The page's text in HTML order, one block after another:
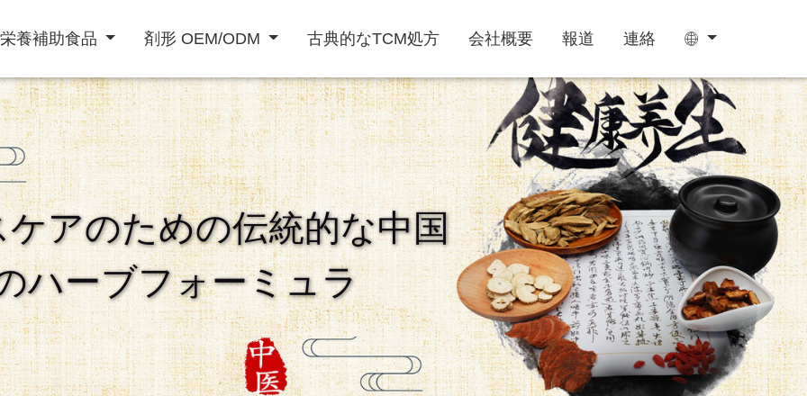
栄養補助食品 剤形 OEM/ODM 古典的なTCM処方 会社概要 報道 連絡
免疫力を高める 精欲増強男性 心臓血管治療 睡眠サプリ 成長期サプリ 阿膠糕
粉末飲料 液体飲料 ティーバッグ グミ
アのための伝統的な中国
ハーブフォーミュラ